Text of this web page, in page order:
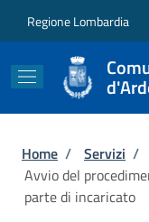
Regione Lombardia
Briciole
Home / Servizi /
Avvio del
parte di incaricato